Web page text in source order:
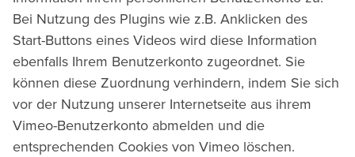
Bei Nutzung des Plugins wie z.B. Anklicken des
Start-Buttons eines Videos wird diese Information
ebenfalls Ihrem Benutzerkonto zugeordnet. Sie
können diese Zuordnung verhindern, indem Sie sich
vor der Nutzung unserer Internetseite aus ihrem
Vimeo-Benutzerkonto abmelden und die
entsprechenden Cookies von Vimeo löschen.